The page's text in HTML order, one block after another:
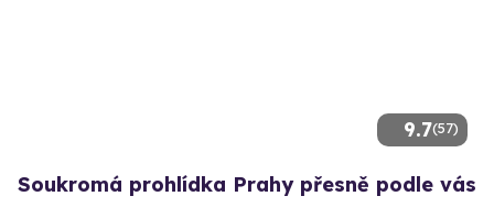
9.7(57)
Soukromá prohlídka Prahy přesně podle vás